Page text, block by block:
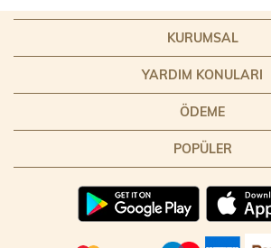
KURUMSAL
YARDIM KONULARI
ÖDEME
POPÜLER